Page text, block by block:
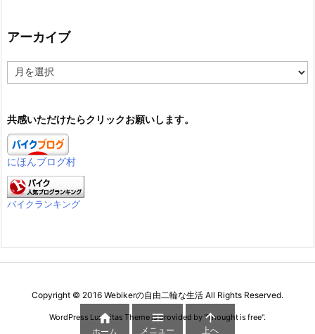
アーカイブ
ー
ブ
共感いただけたらクリックお願いします。
にほんブログ村
バイクランキング
Copyright © 2016 Webikerの自由二輪な生活 All Rights Reserved.
WordPress Luxeritas Theme is provided by "Thought is free".

ホーム

メニュー

上へ